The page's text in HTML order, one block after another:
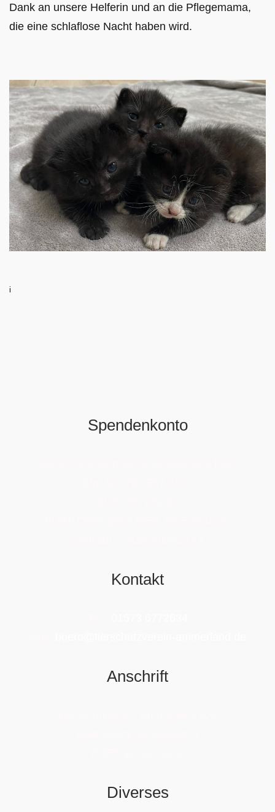
Dank an unsere Helferin und an die Pflegemama,
die eine schlaflose Nacht haben wird.
i
Spendenkonto
Kontakt
Anschrift
Diverses